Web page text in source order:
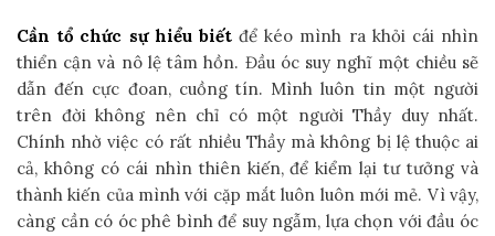
Cần tổ chức sự hiểu biếtđể kéo mình ra khỏi cái nhìn
thiển cận và nô lệ tâm hồn. Đầu óc suy nghĩ một chiều sẽ
dẫn đến cực đoan, cuồng tín. Mình luôn tin một người
trên đời không nên chỉ có một người Thầy duy nhất.
Chính nhờ việc có rất nhiều Thầy mà không bị lệ thuộc ai
cả, không có cái nhìn thiên kiến, để kiểm lại tư tưởng và
thành kiến của mình với cặp mắt luôn luôn mới mẻ. Vì vậy,
càng cần có óc phê bình để suy ngẫm, lựa chọn với đầu óc